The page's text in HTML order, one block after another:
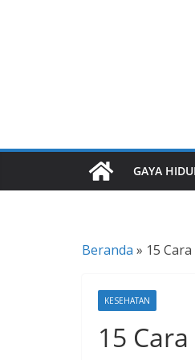
o
s
GAYA
Beranda » 15
KESEHATAN
15